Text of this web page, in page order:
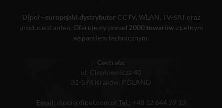
Dipol - europejski dystrybutor CCTV, WLAN, TV-SAT oraz
producent anten. Oferujemy ponad 2000 towarówz pełnym
wsparciem technicznym.
Centrala:
ul. Ciepłownicza 40
31-574 Kraków, POLAND
Email: dipol@dipol.com.pl Tel.: +48 12 644 29 13